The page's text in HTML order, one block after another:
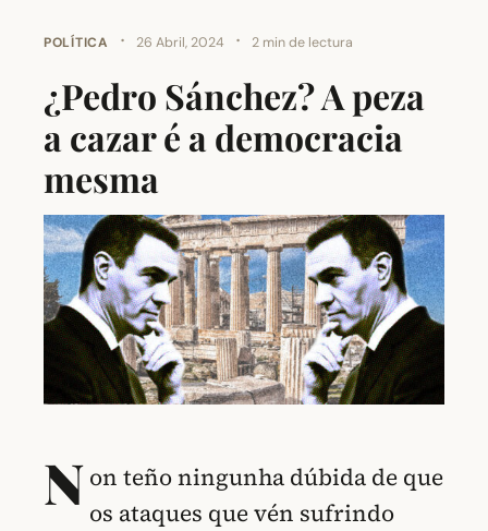
POLÍTICA · 26 Abril, 2024 · 2 min de lectura
¿Pedro Sánchez? A peza
a cazar é a democracia
mesma
N on teño ningunha dúbida de que
os ataques que vén sufrindo